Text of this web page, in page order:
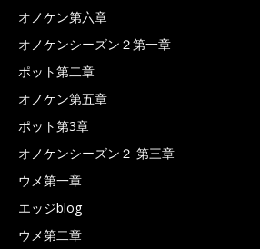
オノケン第六章
オノケンシーズン２第一章
ポット第二章
オノケン第五章
ポット第3章
オノケンシーズン２ 第三章
ウメ第一章
エッジblog
ウメ第二章